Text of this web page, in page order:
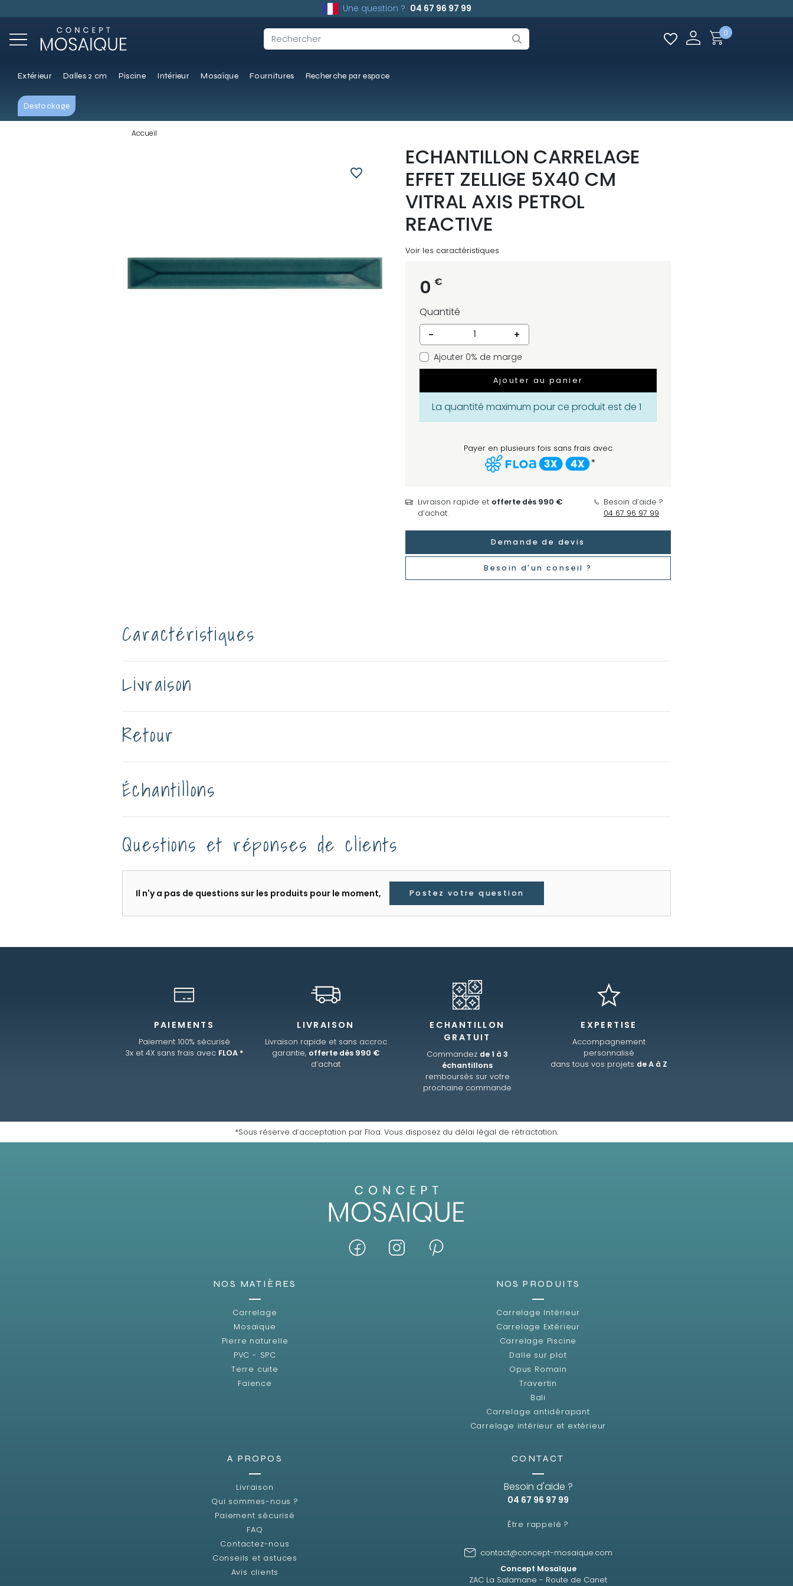
Une question ? 04 67 96 97 99
Extérieur Dalles 2 cm Piscine Intérieur Mosaïque Fournitures Recherche par espace
Destockage
0
Accueil
favorite_border
ECHANTILLON CARRELAGE
EFFET ZELLIGE 5X40 CM
VITRAL AXIS PETROL
REACTIVE
Voir les caractéristiques
0 €
Quantité
-
+
Ajouter 0% de marge
Ajouter au panier
La quantité maximum pour ce produit est de 1
Payer en plusieurs fois sans frais avec
*
Livraison rapide et offerte dès 990 €
d’achat.
Besoin d’aide ?
04 67 96 97 99
Demande de devis
Besoin d'un conseil ?
Caractéristiques
Livraison
Retour
Échantillons
Questions et réponses de clients
Il n'y a pas de questions sur les produits pour le moment, Postez votre question
PAIEMENTS
Paiement 100% sécurisé
3x et 4X sans frais avec FLOA *
LIVRAISON
Livraison rapide et sans accroc
garantie, offerte dès 990 €
d’achat
ECHANTILLON
GRATUIT
Commandez de 1 à 3
échantillons
remboursés sur votre
prochaine commande
EXPERTISE
Accompagnement
personnalisé
dans tous vos projets de A à Z
*Sous réserve d’acceptation par Floa. Vous disposez du délai légal de rétractation.
NOS MATIÈRES
Carrelage
Mosaïque
Pierre naturelle
PVC - SPC
Terre cuite
Faïence
NOS PRODUITS
Carrelage Intérieur
Carrelage Extérieur
Carrelage Piscine
Dalle sur plot
Opus Romain
Travertin
Bali
Carrelage antidérapant
Carrelage intérieur et extérieur
A PROPOS
Livraison
Qui sommes-nous ?
Paiement sécurisé
FAQ
Contactez-nous
Conseils et astuces
Avis clients
CONTACT
Besoin d'aide ?
04 67 96 97 99
Être rappelé ?
contact@concept-mosaique.com
Concept Mosaïque
ZAC La Salamane - Route de Canet